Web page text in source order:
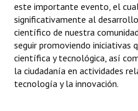
este importante evento, el
significativamente al
científico de nuestra
seguir promoviendo iniciativas
científica y tecnológica, así
la ciudadanía en actividades
tecnología y la innovación.